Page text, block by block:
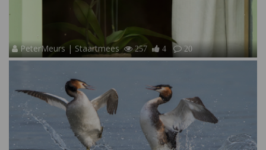
PeterMeurs | Staartmees 257 4 20